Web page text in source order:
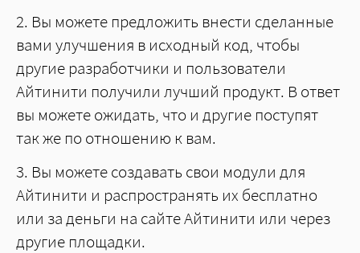
2. Вы можете предложить внести сделанные
вами улучшения в исходный код, чтобы
другие разработчики и пользователи
Айтинити получили лучший продукт. В ответ
вы можете ожидать, что и другие поступят
так же по отношению к вам.
3. Вы можете создавать свои модули для
Айтинити и распространять их бесплатно
или за деньги на сайте Айтинити или через
другие площадки.